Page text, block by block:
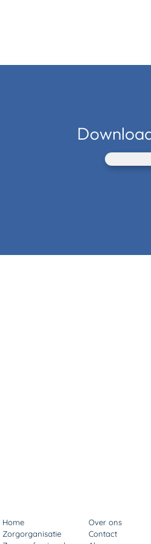
Home
Zorgorganisatie
Over ons
Contact​​​​